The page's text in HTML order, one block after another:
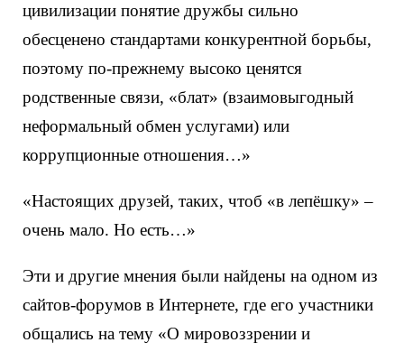
цивилизации понятие дружбы сильно
обесценено стандартами конкурентной борьбы,
поэтому по-прежнему высоко ценятся
родственные связи, «блат» (взаимовыгодный
неформальный обмен услугами) или
коррупционные отношения…»
«Настоящих друзей, таких, чтоб «в лепёшку» –
очень мало. Но есть…»
Эти и другие мнения были найдены на одном из
сайтов-форумов в Интернете, где его участники
общались на тему «О мировоззрении и